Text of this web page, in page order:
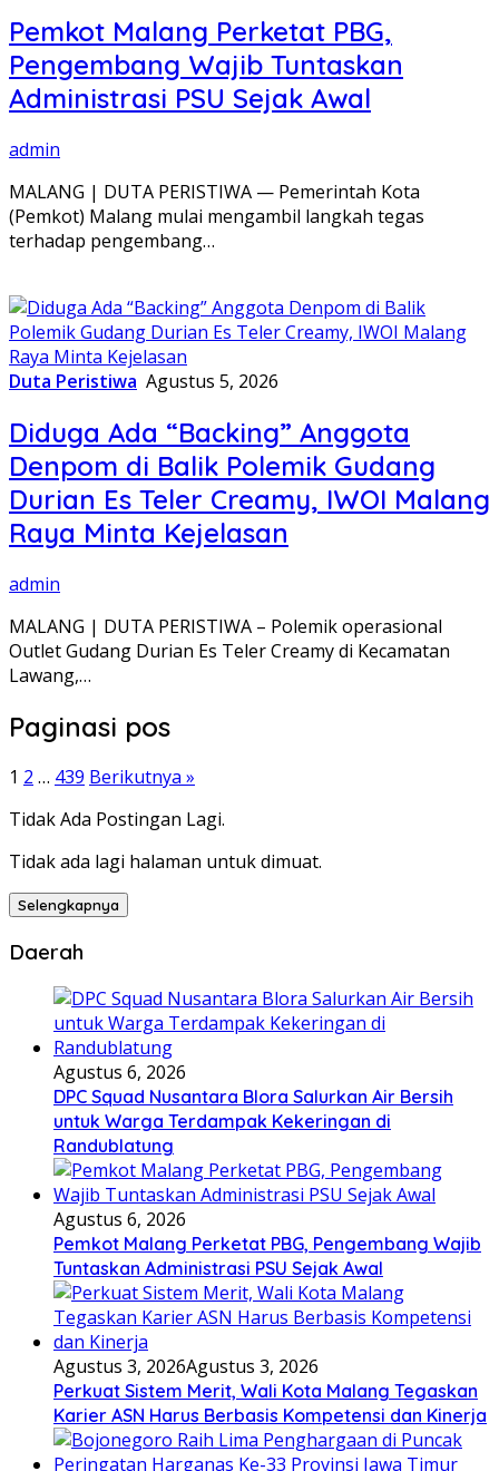
Pemkot Malang Perketat PBG,
Pengembang Wajib Tuntaskan
Administrasi PSU Sejak Awal
admin
MALANG | DUTA PERISTIWA — Pemerintah Kota
(Pemkot) Malang mulai mengambil langkah tegas
terhadap pengembang…
Duta Peristiwa Agustus 5, 2026
Diduga Ada “Backing” Anggota
Denpom di Balik Polemik Gudang
Durian Es Teler Creamy, IWOI Malang
Raya Minta Kejelasan
admin
MALANG | DUTA PERISTIWA – Polemik operasional
Outlet Gudang Durian Es Teler Creamy di Kecamatan
Lawang,…
Paginasi pos
1 2 … 439 Berikutnya »
Tidak Ada Postingan Lagi.
Tidak ada lagi halaman untuk dimuat.
Selengkapnya
Daerah
Agustus 6, 2026
DPC Squad Nusantara Blora Salurkan Air Bersih
untuk Warga Terdampak Kekeringan di
Randublatung
Agustus 6, 2026
Pemkot Malang Perketat PBG, Pengembang Wajib
Tuntaskan Administrasi PSU Sejak Awal
Agustus 3, 2026Agustus 3, 2026
Perkuat Sistem Merit, Wali Kota Malang Tegaskan
Karier ASN Harus Berbasis Kompetensi dan Kinerja